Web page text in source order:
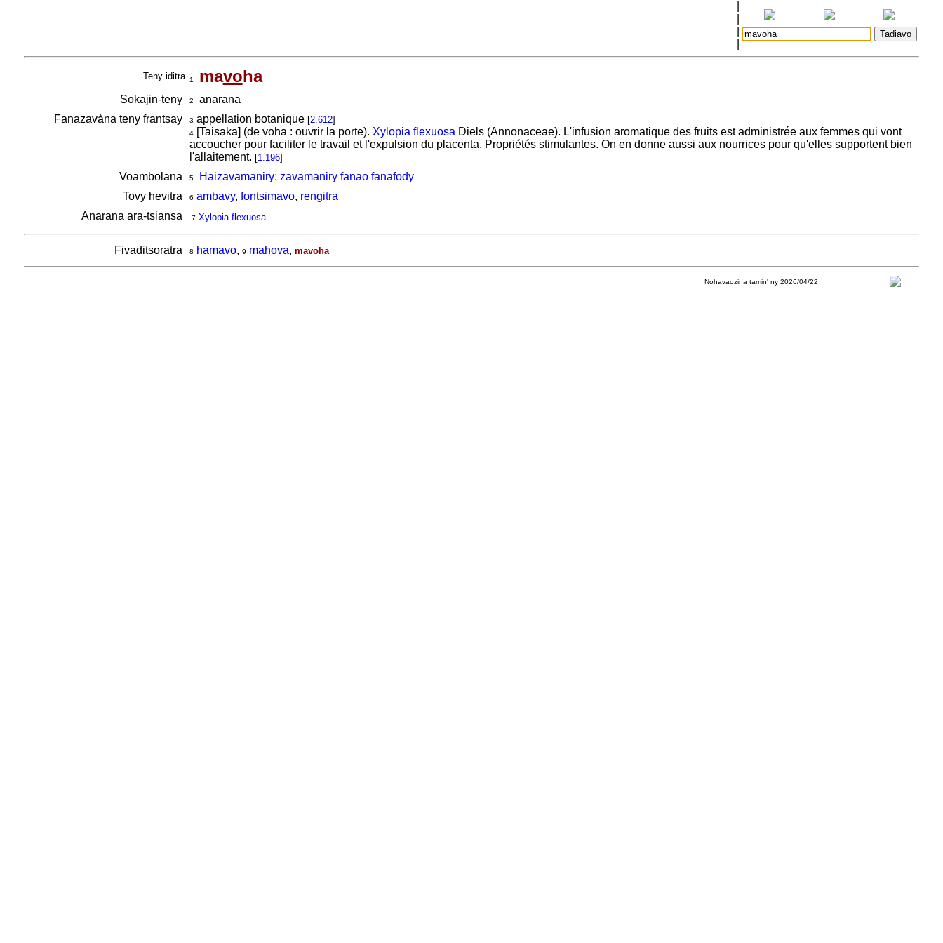
Teny iditra 1 mavoha
Sokajin-teny 2
anarana
Fanazavàna teny frantsay
3 appellation botanique [2.612]
4[Taisaka] (de voha : ouvrir la porte). Xylopia flexuosa Diels (Annonaceae). L'infusion aromatique des fruits est administrée aux femmes qui vont
accoucher pour faciliter le travail et l'expulsion du placenta. Propriétés stimulantes. On en donne aussi aux nourrices pour qu'elles supportent bien
l'allaitement. [1.196]
Voambolana 5
Haizavamaniry: zavamaniry fanao fanafody
Tovy hevitra
6 ambavy, fontsimavo, rengitra
Anarana ara-tsiansa
7 Xylopia flexuosa
Fivaditsoratra 8 hamavo, 9 mahova, mavoha
Nohavaozina tamin' ny 2026/04/22